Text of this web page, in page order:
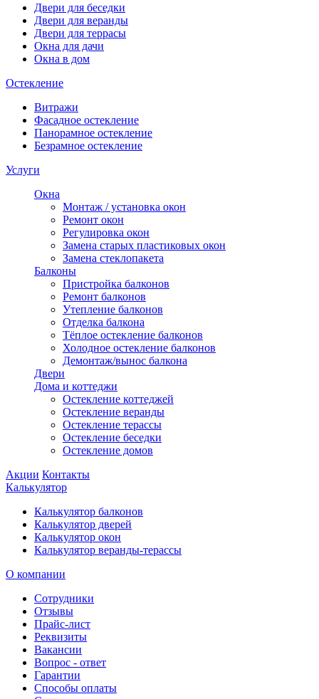
Двери для беседки
Двери для веранды
Двери для террасы
Окна для дачи
Окна в дом
Остекление
Витражи
Фасадное остекление
Панорамное остекление
Безрамное остекление
Услуги
Окна
Монтаж / установка окон
Ремонт окон
Регулировка окон
Замена старых пластиковых окон
Замена стеклопакета
Балконы
Пристройка балконов
Ремонт балконов
Утепление балконов
Отделка балкона
Тёплое остекление балконов
Холодное остекление балконов
Демонтаж/вынос балкона
Двери
Дома и коттеджи
Остекление коттеджей
Остекление веранды
Остекление терассы
Остекление беседки
Остекление домов
Акции Контакты
Калькулятор
Калькулятор балконов
Калькулятор дверей
Калькулятор окон
Калькулятор веранды-терассы
О компании
Сотрудники
Отзывы
Прайс-лист
Реквизиты
Вакансии
Вопрос - ответ
Гарантии
Способы оплаты